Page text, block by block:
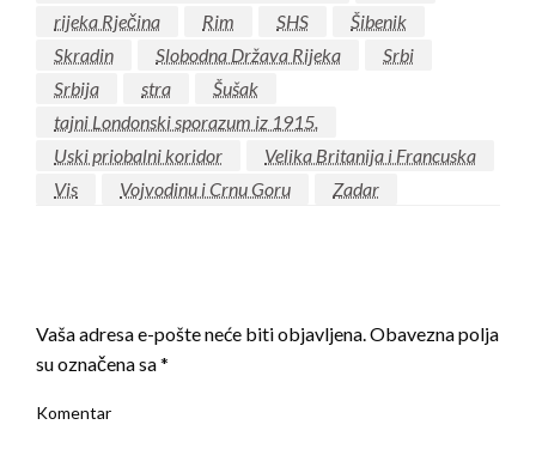
rijeka Rječina
Rim SHS
Šibenik
Skradin
Slobodna Država Rijeka
Srbi
Srbija
stra
Šušak
tajni Londonski sporazum iz 1915.
Uski priobalni koridor
Velika Britanija i Francuska
Vis
Vojvodinu i Crnu Goru Zadar
Vaša adresa e-pošte neće biti objavljena. Obavezna polja
su označena sa*
Komentar